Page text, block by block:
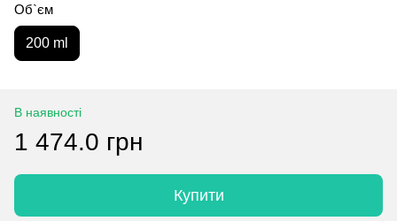
Об`єм
200 ml
В наявності
1 474.0 грн
Купити